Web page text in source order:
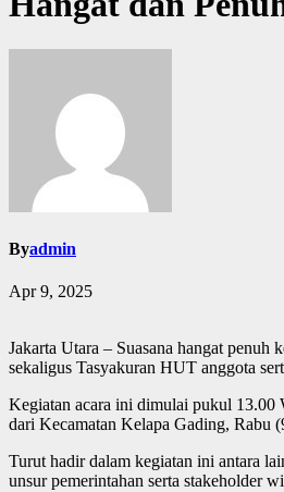
Byadmin
Apr 9, 2025
Jakarta Utara – Suasana hangat
sekaligus Tasyakuran HUT anggota
Kegiatan acara ini dimulai pukul 13.00
dari Kecamatan Kelapa Gading, Rabu
Turut hadir dalam kegiatan ini antara
unsur pemerintahan serta stakeholder